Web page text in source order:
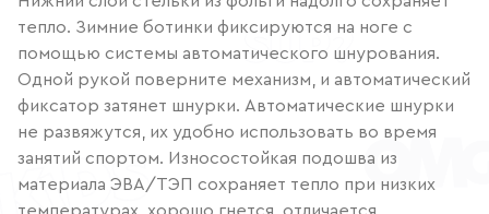
тепло. Зимние ботинки фиксируются на ноге с
помощью системы автоматического шнурования.
Одной рукой поверните механизм, и автоматический
фиксатор затянет шнурки. Автоматические шнурки
не развяжутся, их удобно использовать во время
занятий спортом. Износостойкая подошва из
материала ЭВА/ТЭП сохраняет тепло при низких
температурах, хорошо гнется, отличается